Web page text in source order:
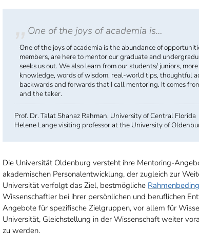
One of the joys of academia is…
One of the joys of academia is the abundance of
members, are here to mentor our graduate and
seeks us out. We also learn from our students/ juniors,
knowledge, words of wisdom, real-world tips, thoughtful
backwards and forwards that I call mentoring. It comes
and the taker.
Prof. Dr. Talat Shanaz Rahman, University of Central Florida
Helene Lange visiting professor at the University of
Die Universität Oldenburg versteht ihre Mentoring-
akademischen Personalentwicklung, der zugleich zur
Universität verfolgt das Ziel, bestmögliche
Wissenschaftler bei ihrer persönlichen und beruflichen
Angebote für spezifische Zielgruppen, vor allem für
Universität, Gleichstellung in der Wissenschaft weiter
zu werden.